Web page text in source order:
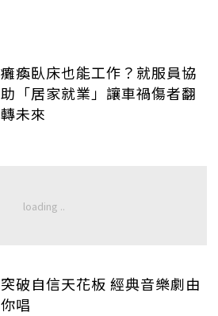
癱瘓臥床也能工作？就服員協
助「居家就業」讓車禍傷者翻
轉未來
突破自信天花板 經典音樂劇由
你唱